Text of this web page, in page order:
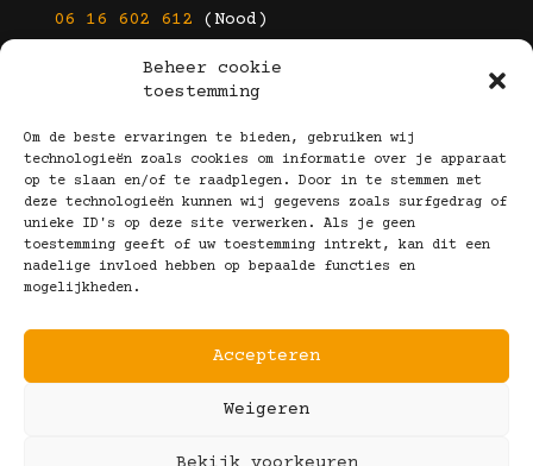
Beheer cookie
toestemming
Om de beste ervaringen te bieden, gebruiken wij
technologieën zoals cookies om informatie over je apparaat
op te slaan en/of te raadplegen. Door in te stemmen met
deze technologieën kunnen wij gegevens zoals surfgedrag of
unieke ID's op deze site verwerken. Als je geen
toestemming geeft of uw toestemming intrekt, kan dit een
nadelige invloed hebben op bepaalde functies en
mogelijkheden.
Accepteren
Weigeren
06 16 602 612 (Nood)
info@kootbrillen.nl
Volg Ons!
Copyright © 2025 Koot Brillen
Algemene Voorwaarden